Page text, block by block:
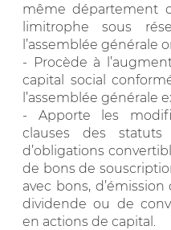
même département
limitrophe sous
l’assemblée générale
- Procède à
capital social
l’assemblée générale
- Apporte les
clauses des
d’obligations
de bons de
avec bons,
dividende ou de
en actions de capital.